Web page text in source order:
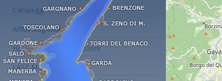
Campeggi
Affitti stagionali
Hotel con centro benessere
LAST MINUTE